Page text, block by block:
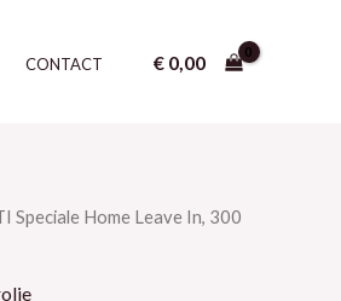
CONTACT €0,00
Speciale Home Leave In, 300